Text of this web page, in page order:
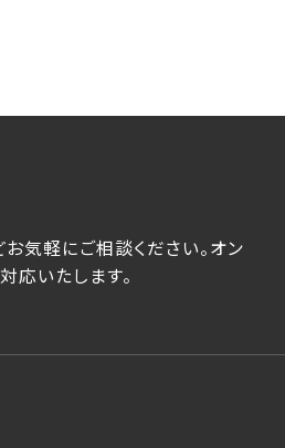
気軽にご相談ください。オン
応いたします。